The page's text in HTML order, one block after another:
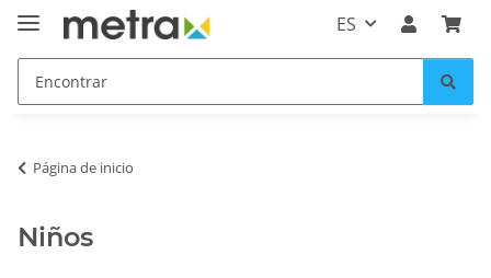
ES
Página de inicio
Niños